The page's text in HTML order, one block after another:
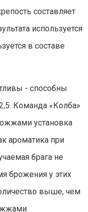
составляет
используется
в составе
- способны
Команда «Колба»
установка
ароматика при
брага не
брожения у этих
выше, чем